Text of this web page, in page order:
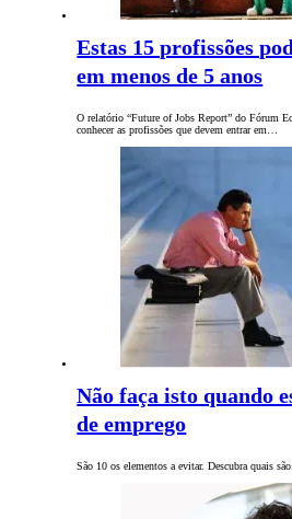
Estas 15 profissões
em menos de 5 anos
O relatório “Future of Jobs Report” do Fórum
conhecer as profissões que devem entrar em…
Não faça isto quando
de emprego
São 10 os elementos a evitar. Descubra quais são.